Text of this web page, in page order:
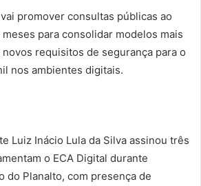
promover consultas públicas ao
para consolidar modelos mais
requisitos de segurança para o
nos ambientes digitais.
Luiz Inácio Lula da Silva assinou três
o ECA Digital durante
do Planalto, com presença de